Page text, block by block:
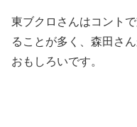
東ブクロさんはコント
ることが多く、森田さ
おもしろいです。